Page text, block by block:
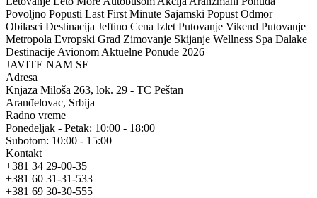
Povoljno Popusti Last First Minute Sajamski Popust Odmor
Obilasci Destinacija Jeftino Cena Izlet Putovanje Vikend Putovanje
Metropola Evropski Grad Zimovanje Skijanje Wellness Spa Dalake
Destinacije Avionom Aktuelne Ponude 2026
JAVITE NAM SE
Adresa
Knjaza Miloša 263, lok. 29 - TC Peštan
Aranđelovac, Srbija
Radno vreme
Ponedeljak - Petak: 10:00 - 18:00
Subotom: 10:00 - 15:00
Kontakt
+381 34 29-00-35
+381 60 31-31-533
+381 69 30-30-555